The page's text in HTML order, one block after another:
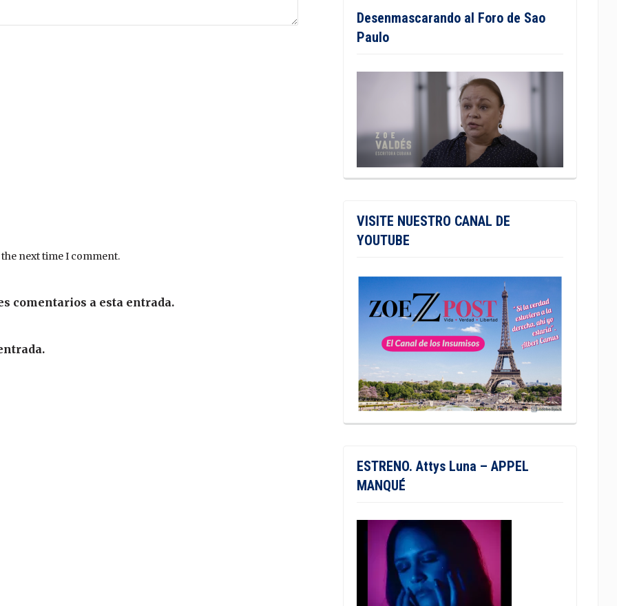
next time I comment.
comentarios a esta entrada.
Desenmascarando al Foro de Sao
Paulo
VISITE NUESTRO CANAL DE
YOUTUBE
ESTRENO. Attys Luna – APPEL
MANQUÉ